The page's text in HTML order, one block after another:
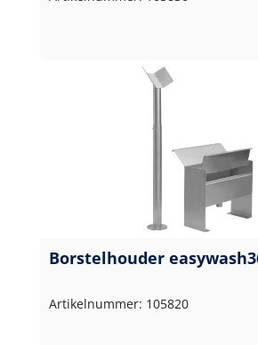
Borstelhouder
Artikelnummer: 105820